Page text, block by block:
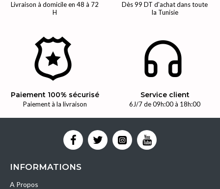
Livraison à domicile en 48 à 72
H
Dès 99 DT d'achat dans toute
la Tunisie
Paiement 100% sécurisé
Paiement à la livraison
Service client
6J/7 de 09h:00 à 18h:00
INFORMATIONS
A Propos